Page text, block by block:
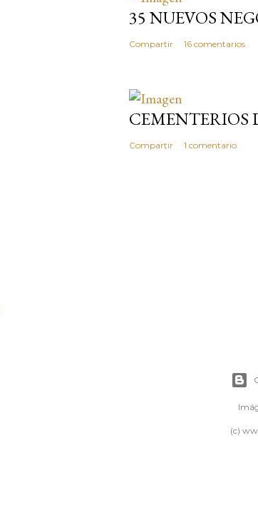
35 NUEVOS
Compartir 16 comentarios
CEMENTERIOS
Compartir 1 comentario
(c)